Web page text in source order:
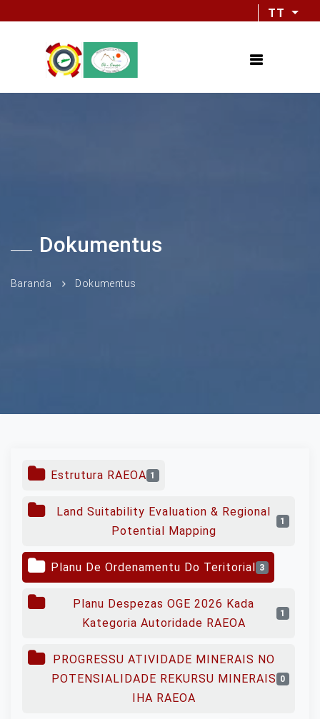
TT
Dokumentus
Baranda Dokumentus
Estrutura RAEOA 1
Land Suitability Evaluation & Regional
Potential Mapping
1
Planu De Ordenamentu Do Teritorial 3
Planu Despezas OGE 2026 Kada
Kategoria Autoridade RAEOA
1
PROGRESSU ATIVIDADE MINERAIS NO
POTENSIALIDADE REKURSU MINERAIS
IHA RAEOA
0